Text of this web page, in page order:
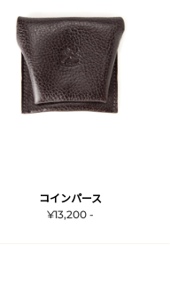
コインパース
¥13,200 -